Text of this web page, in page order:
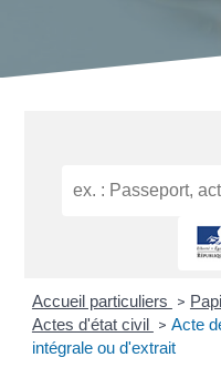
Accueil particuliers >
Actes d'état civil > Acte
intégrale ou d'extrait